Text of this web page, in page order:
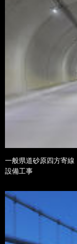
一般県道砂原四方寄
設備工事